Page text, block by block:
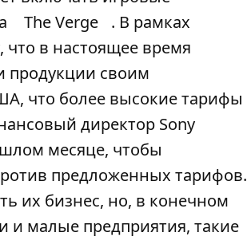
The Verge
. В рамках
в настоящее время
продукции своим
что более высокие тарифы
директор Sony
месяце, чтобы
предложенных тарифов.
их бизнес, но, в конечном
и малые предприятия, такие